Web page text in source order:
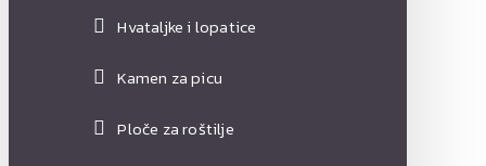
Hvataljke i lopatice
Kamen za picu
Ploče za roštilje